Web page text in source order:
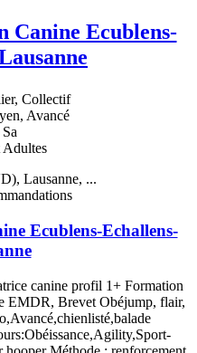
Canine Ecublens-
Collectif
Avancé
Adultes
Lausanne, ...
Ecublens-Echallens-
canine profil 1+ Formation
EMDR, Brevet Obéjump, flair,